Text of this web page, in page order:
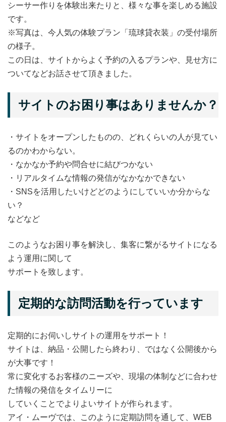
シーサー作りを体験出来たりと、様々な事を楽しめる施設
です。
※写真は、今人気の体験プラン「琉球貸衣装」の受付場所
の様子。
この日は、サイトからよく予約の入るプランや、見せ方に
ついてなどお話させて頂きました。
サイトのお困り事はありませんか？
・サイトをオープンしたものの、どれくらいの人が見てい
るのかわからない。
・なかなか予約や問合せに結びつかない
・リアルタイムな情報の発信がなかなかできない
・SNSを活用したいけどどのようにしていいか分からな
い？
などなど
このようなお困り事を解決し、集客に繋がるサイトになる
よう運用に関して
サポートを致します。
定期的な訪問活動を行っています
定期的にお伺いしサイトの運用をサポート！
サイトは、納品・公開したら終わり、ではなく公開後から
が大事です！
常に変化するお客様のニーズや、現場の体制などに合わせ
た情報の発信をタイムリーに
していくことでよりよいサイトが作られます。
アイ・ムーヴでは、このように定期訪問を通して、WEB